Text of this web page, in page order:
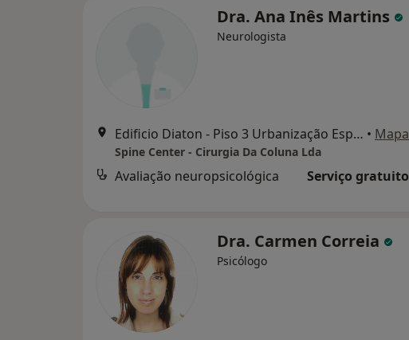
Dra. Ana Inês Martins
Neurologista
Edificio Diaton - Piso 3 Urbanização Espirito Santo, Calçada Gato 2, Coimbra • Mapa
Spine Center - Cirurgia Da Coluna Lda
Avaliação neuropsicológica Serviço gratuito
Dra. Carmen Correia
Psicólogo